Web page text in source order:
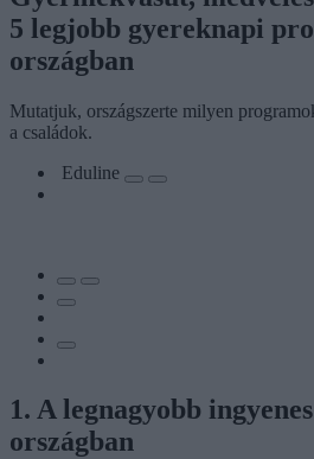
5 legjobb gyereknapi
országban
Mutatjuk, országszerte milyen
a családok.
Eduline
1. A legnagyobb
országban